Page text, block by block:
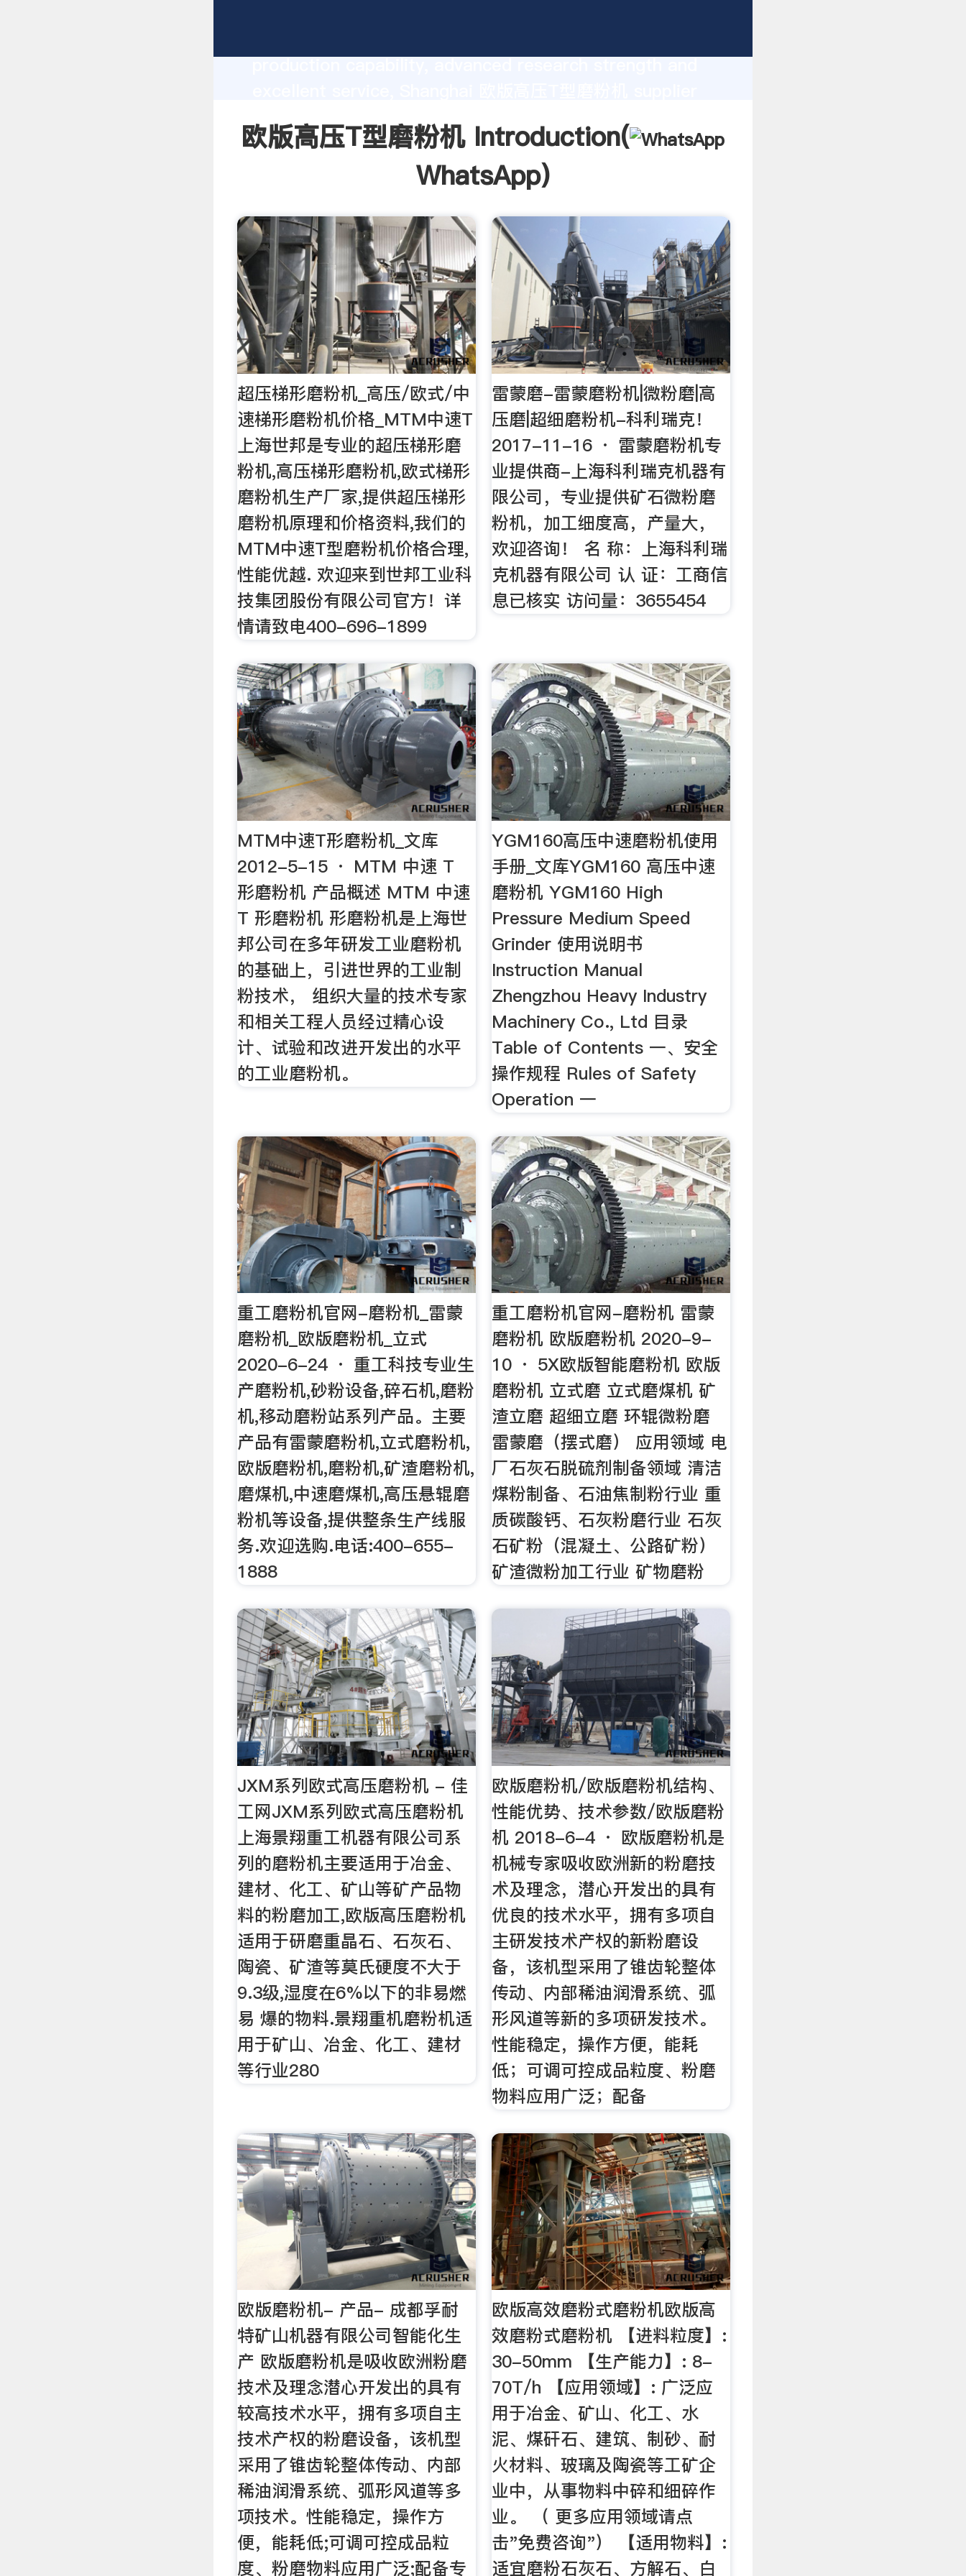
create the value and bring values to all of customers.
欧版高压T型磨粉机 Introduction(
WhatsApp)
超压梯形磨粉机_高压/欧式/中
速梯形磨粉机价格_MTM中速T
上海世邦是专业的超压梯形磨
粉机,高压梯形磨粉机,欧式梯形
磨粉机生产厂家,提供超压梯形
磨粉机原理和价格资料,我们的
MTM中速T型磨粉机价格合理,
性能优越. 欢迎来到世邦工业科
技集团股份有限公司官方！详
情请致电400-696-1899
雷蒙磨-雷蒙磨粉机|微粉磨|高
压磨|超细磨粉机-科利瑞克！
2017-11-16 · 雷蒙磨粉机专
业提供商-上海科利瑞克机器有
限公司，专业提供矿石微粉磨
粉机，加工细度高，产量大，
欢迎咨询！ 名 称：上海科利瑞
克机器有限公司 认 证：工商信
息已核实 访问量：3655454
MTM中速T形磨粉机_文库
2012-5-15 · MTM 中速 T
形磨粉机 产品概述 MTM 中速
T 形磨粉机 形磨粉机是上海世
邦公司在多年研发工业磨粉机
的基础上，引进世界的工业制
粉技术， 组织大量的技术专家
和相关工程人员经过精心设
计、试验和改进开发出的水平
的工业磨粉机。
YGM160高压中速磨粉机使用
手册_文库YGM160 高压中速
磨粉机 YGM160 High
Pressure Medium Speed
Grinder 使用说明书
Instruction Manual
Zhengzhou Heavy Industry
Machinery Co., Ltd 目录
Table of Contents 一、安全
操作规程 Rules of Safety
Operation 一
重工磨粉机官网-磨粉机_雷蒙
磨粉机_欧版磨粉机_立式
2020-6-24 · 重工科技专业生
产磨粉机,砂粉设备,碎石机,磨粉
机,移动磨粉站系列产品。主要
产品有雷蒙磨粉机,立式磨粉机,
欧版磨粉机,磨粉机,矿渣磨粉机,
磨煤机,中速磨煤机,高压悬辊磨
粉机等设备,提供整条生产线服
务.欢迎选购.电话:400-655-
1888
重工磨粉机官网-磨粉机 雷蒙
磨粉机 欧版磨粉机 2020-9-
10 · 5X欧版智能磨粉机 欧版
磨粉机 立式磨 立式磨煤机 矿
渣立磨 超细立磨 环辊微粉磨
雷蒙磨（摆式磨） 应用领域 电
厂石灰石脱硫剂制备领域 清洁
煤粉制备、石油焦制粉行业 重
质碳酸钙、石灰粉磨行业 石灰
石矿粉（混凝土、公路矿粉）
矿渣微粉加工行业 矿物磨粉
JXM系列欧式高压磨粉机 - 佳
工网JXM系列欧式高压磨粉机
上海景翔重工机器有限公司系
列的磨粉机主要适用于冶金、
建材、化工、矿山等矿产品物
料的粉磨加工,欧版高压磨粉机
适用于研磨重晶石、石灰石、
陶瓷、矿渣等莫氏硬度不大于
9.3级,湿度在6%以下的非易燃
易 爆的物料.景翔重机磨粉机适
用于矿山、冶金、化工、建材
等行业280
欧版磨粉机/欧版磨粉机结构、
性能优势、技术参数/欧版磨粉
机 2018-6-4 · 欧版磨粉机是
机械专家吸收欧洲新的粉磨技
术及理念，潜心开发出的具有
优良的技术水平，拥有多项自
主研发技术产权的新粉磨设
备，该机型采用了锥齿轮整体
传动、内部稀油润滑系统、弧
形风道等新的多项研发技术。
性能稳定，操作方便，能耗
低；可调可控成品粒度、粉磨
物料应用广泛；配备
欧版磨粉机- 产品- 成都孚耐
特矿山机器有限公司智能化生
产 欧版磨粉机是吸收欧洲粉磨
技术及理念潜心开发出的具有
较高技术水平，拥有多项自主
技术产权的粉磨设备，该机型
采用了锥齿轮整体传动、内部
稀油润滑系统、弧形风道等多
项技术。性能稳定，操作方
便，能耗低;可调可控成品粒
度、粉磨物料应用广泛;配备专
欧版高效磨粉式磨粉机欧版高
效磨粉式磨粉机 【进料粒度】:
30-50mm 【生产能力】: 8-
70T/h 【应用领域】: 广泛应
用于冶金、矿山、化工、水
泥、煤矸石、建筑、制砂、耐
火材料、玻璃及陶瓷等工矿企
业中，从事物料中碎和细碎作
业。 （ 更多应用领域请点
击"免费咨询"） 【适用物料】:
适宜磨粉石灰石、方解石、白